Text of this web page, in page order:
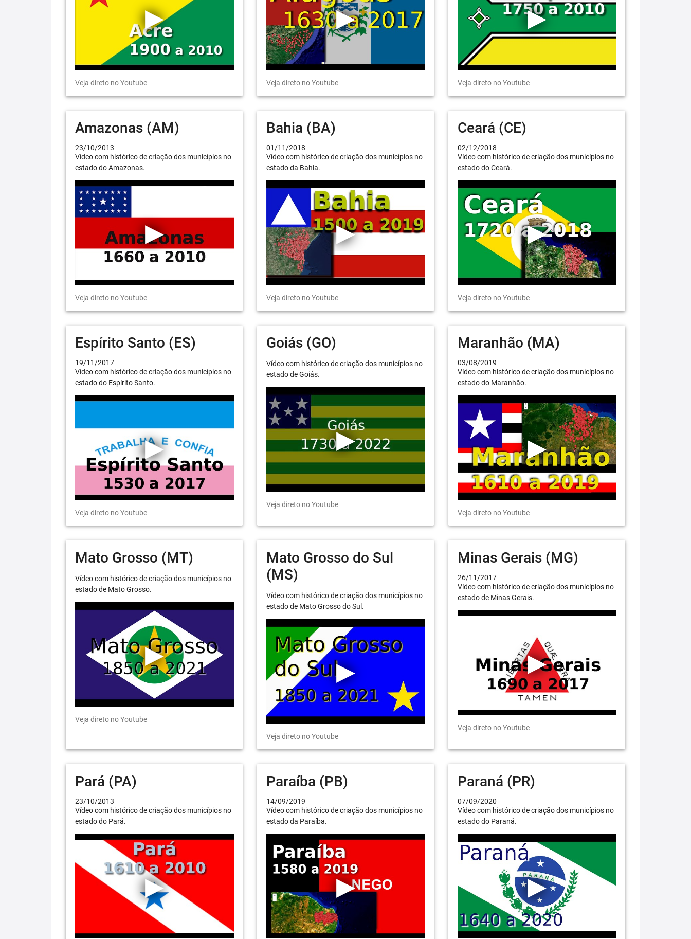
Veja direto no Youtube Veja direto no Youtube Veja direto no Youtube
Amazonas (AM)
23/10/2013
Vídeo com histórico de criação dos municípios no
estado do Amazonas.
Veja direto no Youtube
Bahia (BA)
01/11/2018
Vídeo com histórico de criação dos municípios no
estado da Bahia.
Veja direto no Youtube
Ceará (CE)
02/12/2018
Vídeo com histórico de criação dos municípios no
estado do Ceará.
Veja direto no Youtube
Espírito Santo (ES)
19/11/2017
Vídeo com histórico de criação dos municípios no
estado do Espírito Santo.
Veja direto no Youtube
Goiás (GO)
Vídeo com histórico de criação dos municípios no
estado de Goiás.
Veja direto no Youtube
Maranhão (MA)
03/08/2019
Vídeo com histórico de criação dos municípios no
estado do Maranhão.
Veja direto no Youtube
Mato Grosso (MT)
Vídeo com histórico de criação dos municípios no
estado de Mato Grosso.
Veja direto no Youtube
Mato Grosso do Sul
(MS)
Vídeo com histórico de criação dos municípios no
estado de Mato Grosso do Sul.
Veja direto no Youtube
Minas Gerais (MG)
26/11/2017
Vídeo com histórico de criação dos municípios no
estado de Minas Gerais.
Veja direto no Youtube
Pará (PA)
23/10/2013
Vídeo com histórico de criação dos municípios no
estado do Pará.
Paraíba (PB)
14/09/2019
Vídeo com histórico de criação dos municípios no
estado da Paraíba.
Paraná (PR)
07/09/2020
Vídeo com histórico de criação dos municípios no
estado do Paraná.